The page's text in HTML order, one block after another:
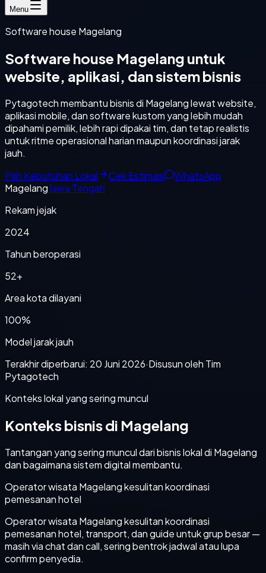
Menu
Software house Magelang
Software house Magelang untuk
website, aplikasi, dan sistem bisnis
Pytagotech membantu bisnis di Magelang lewat website,
aplikasi mobile, dan software kustom yang lebih mudah
dipahami pemilik, lebih rapi dipakai tim, dan tetap realistis
untuk ritme operasional harian maupun koordinasi jarak
jauh.
Pilih Kebutuhan Lokal
Cek Estimasi
WhatsApp
MagelangJawa Tengah
Rekam jejak
2024
Tahun beroperasi
52+
Area kota dilayani
100%
Model jarak jauh
Terakhir diperbarui: 20 Juni 2026·Disusun oleh Tim
Pytagotech
Konteks lokal yang sering muncul
Konteks bisnis di Magelang
Tantangan yang sering muncul dari bisnis lokal di Magelang
dan bagaimana sistem digital membantu.
Operator wisata Magelang kesulitan koordinasi
pemesanan hotel
Operator wisata Magelang kesulitan koordinasi
pemesanan hotel, transport, dan guide untuk grup besar —
masih via chat dan call, sering bentrok jadwal atau lupa
confirm penyedia.